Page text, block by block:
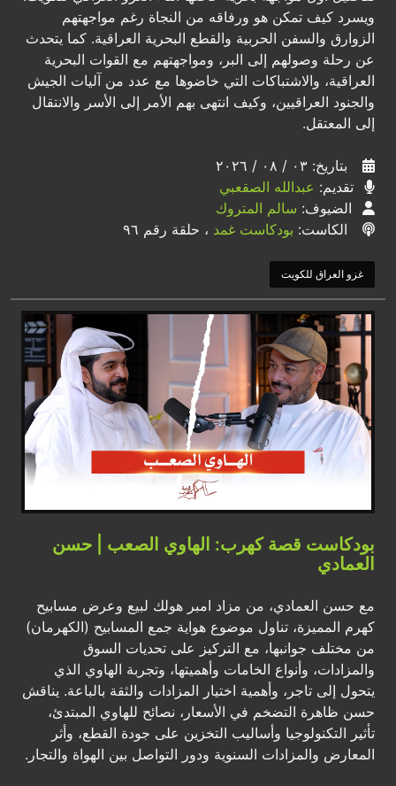
ويسرد كيف تمكن هو ورفاقه من النجاة رغم مواجهتهم
الزوارق والسفن الحربية والقطع البحرية العراقية. كما يتحدث
عن رحلة وصولهم إلى البر، ومواجهتهم مع القوات البحرية
العراقية، والاشتباكات التي خاضوها مع عدد من آليات الجيش
والجنود العراقيين، وكيف انتهى بهم الأمر إلى الأسر والانتقال
إلى المعتقل.
بتاريخ: ٠٣ / ٠٨ / ٢٠٢٦
تقديم: عبدالله الصقعبي
الضيوف: سالم المتروك
الكاست: بودكاست غمد ، حلقة رقم ٩٦
غزو العراق للكويت
بودكاست قصة كهرب: الهاوي الصعب | حسن
العمادي
مع حسن العمادي، من مزاد امبر هولك لبيع وعرض مسابيح
كهرم المميزة، تناول موضوع هواية جمع المسابيح (الكهرمان)
من مختلف جوانبها، مع التركيز على تحديات السوق
والمزادات، وأنواع الخامات وأهميتها، وتجربة الهاوي الذي
يتحول إلى تاجر، وأهمية اختيار المزادات والثقة بالباعة. يناقش
حسن ظاهرة التضخم في الأسعار، نصائح للهاوي المبتدئ،
تأثير التكنولوجيا وأساليب التخزين على جودة القطع، وأثر
المعارض والمزادات السنوية ودور التواصل بين الهواة والتجار.